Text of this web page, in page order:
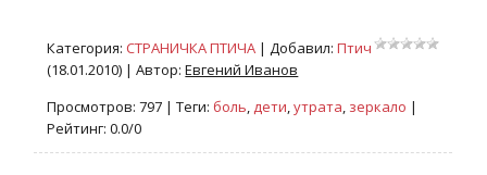
Категория: СТРАНИЧКА ПТИЧА |Добавил: Птич
(18.01.2010) |Автор: Евгений Иванов
Просмотров: 797 |Теги: боль,дети,утрата, зеркало |
Рейтинг: 0.0/0